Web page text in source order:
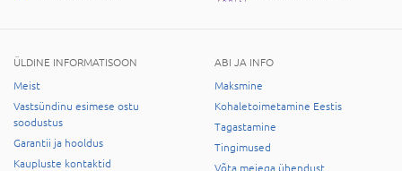
ÜLDINE INFORMATISOON
Meist
Vastsündinu esimese ostu
soodustus
Garantii ja hooldus
Kaupluste kontaktid
ABI JA INFO
Maksmine
Kohaletoimetamine Eestis
Tagastamine
Tingimused
Võta meiega ühendust